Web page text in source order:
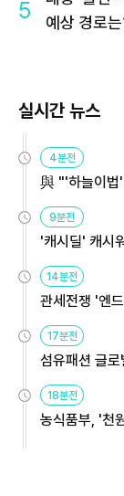
5
예상 경로
실시간 뉴스
4분전
與 "'하늘이법
9분전
'캐시딜' 캐시
14분전
관세전쟁 '엔
용해야
17분전
섬유패션 글
원
18분전
농식품부, '천